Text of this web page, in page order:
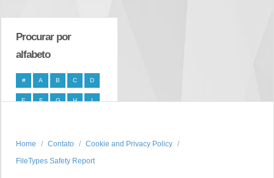
Procurar por
alfabeto
# A B C D
E F G H I
P S
T U V W X
Home Contato
Cookie and Privacy Policy
FileTypes Safety Report